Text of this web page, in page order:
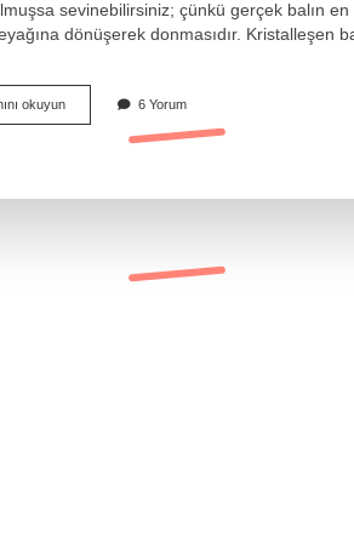
sevinebilirsiniz; çünkü gerçek balın
dönüşerek donmasıdır. Kristalleşen
okuyunGerçek
Bal
6 Yorum